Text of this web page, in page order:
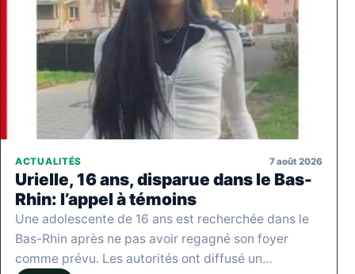
ACTUALITÉS 7 août 2026
Urielle, 16 ans, disparue dans le Bas-
Rhin: l’appel à témoins
Une adolescente de 16 ans est recherchée dans le
Bas-Rhin après ne pas avoir regagné son foyer
comme prévu. Les autorités ont diffusé un…